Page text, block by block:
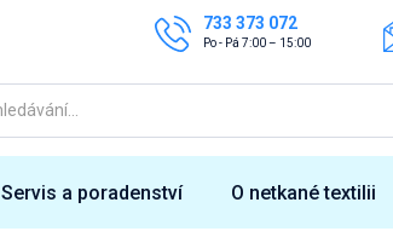
733 373 072
Po - Pá 7:00 – 15:00
Servis a poradenství O netkané textilii